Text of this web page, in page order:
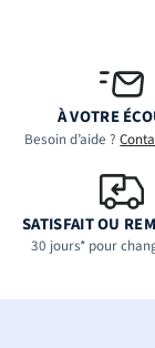
À VOTRE
Besoin d’aide ?
SATISFAIT OU
30 jours* pour